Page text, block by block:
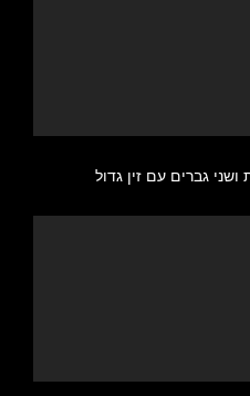
ושני גברים עם זין גדול